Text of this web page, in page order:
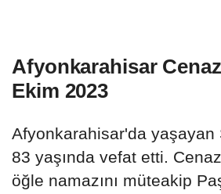
Afyonkarahisar
Ekim 2023
Afyonkarahisar'da yaşayan
83 yaşında vefat etti.
öğle namazını müteakip